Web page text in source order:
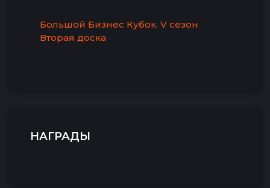
Большой Бизнес Кубок. V сезон
Вторая доска
НАГРАДЫ